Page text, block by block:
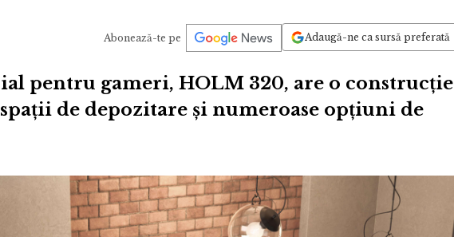
Abonează-te pe Adaugă-ne ca sursă preferată
pentru gameri, HOLM 320, are o construcție
de depozitare și numeroase opțiuni de